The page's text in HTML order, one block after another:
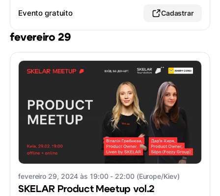
Evento gratuito Cadastrar
fevereiro 29
fevereiro 29, 2024 às 19:00 - 22:00 (Europe/Kiev)
SKELAR Product Meetup vol.2